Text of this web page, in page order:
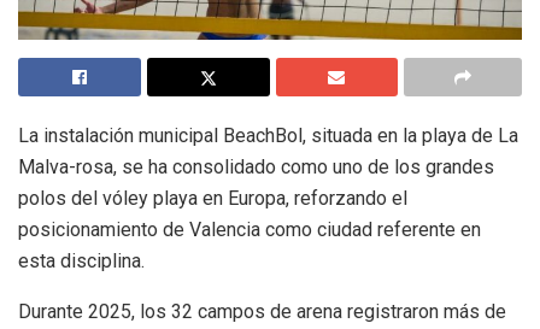
La instalación municipal BeachBol, situada en la playa de La
Malva-rosa, se ha consolidado como uno de los grandes
polos del vóley playa en Europa, reforzando el
posicionamiento de Valencia como ciudad referente en
esta disciplina.
Durante 2025, los 32 campos de arena registraron más de